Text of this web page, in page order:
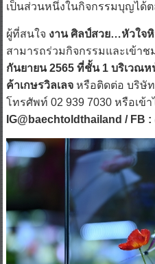
เป็นส่วนหนึ่งในกิจกรรมบุญได้
ผู้ที่สนใจ งาน ศิลป์สวย…หัวใจ
สามารถร่วมกิจกรรมและเข้าช
กันยายน 2565 ที่ชั้น 1 บริเวณ
ค้าเกษรวิลเลจ หรือติดต่อ บริษั
โทรศัพท์ 02 939 7030 หรือเข้
IG@baechtoldthailand / FB